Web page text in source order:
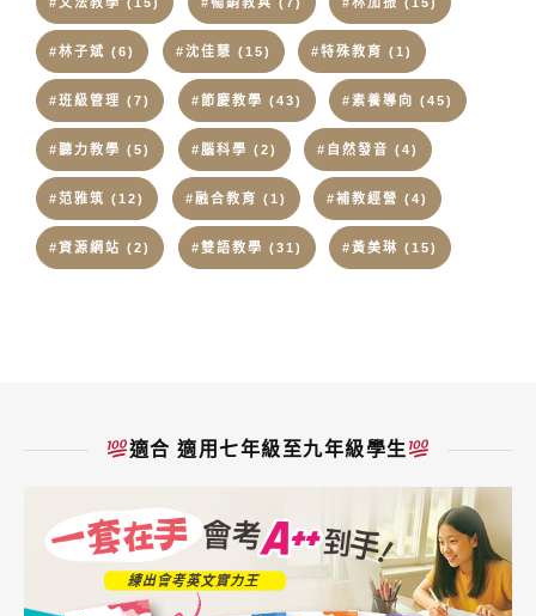
#林子斌 (6) #沈佳慧 (15) #特殊教育 (1)
#班級管理 (7) #節慶教學 (43) #素養導向 (45)
#聽力教學 (5) #腦科學 (2) #自然發音 (4)
#范雅筑 (12) #融合教育 (1) #補教經營 (4)
#資源網站 (2) #雙語教學 (31) #黃美琳 (15)
適合 適用七年級至九年級學生